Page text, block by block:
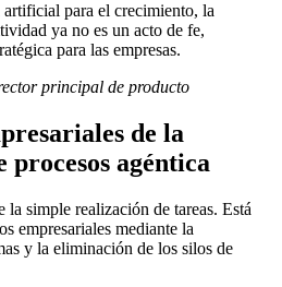
para el crecimiento, la
ya no es un acto de fe,
para las empresas.
principal de producto
de la
agéntica
simple realización de tareas. Está
empresariales mediante la
y la eliminación de los silos de